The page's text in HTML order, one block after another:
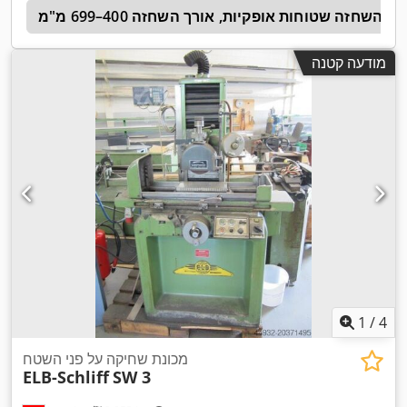
השחזה שטוחות אופקיות, אורך השחזה 400–699 מ"מ
מודעה קטנה
1 /4
מכונת שחיקה על פני השטח
ELB-SchliffSW 3